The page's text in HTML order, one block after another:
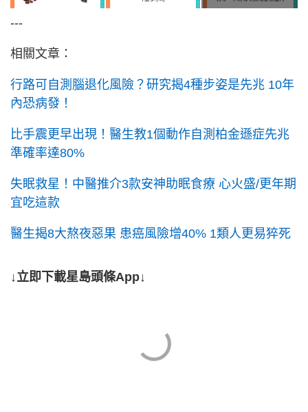
---
相關文章：
行路可自測腦退化風險？研究揭4種步姿是先兆 10年
內恐病發！
比手震更早出現！醫生教1個動作自測柏金遜症先兆
準確率達80%
失眠救星！中醫推介3款安神助眠食療 心火盛/更年期
宜吃這款
醫生揭8大熬夜惡果 患癌風險增40% 1類人更易猝死
↓立即下載星島頭條App↓